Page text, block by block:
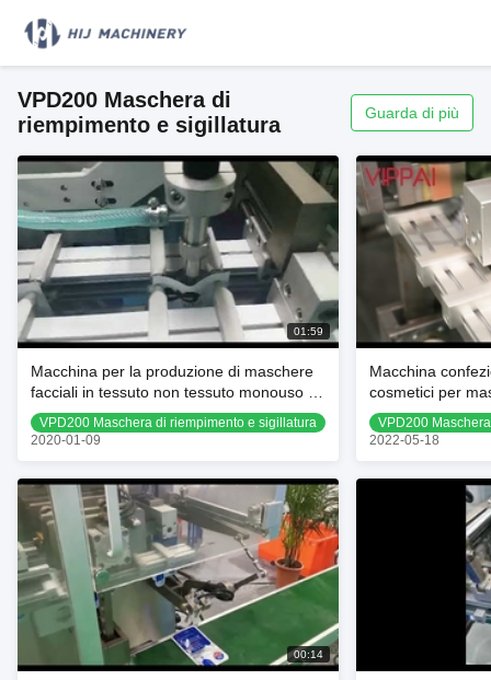
VPD200 Maschera di
riempimento e sigillatura
Guarda di più
01:59
Macchina per la produzione di maschere
facciali in tessuto non tessuto monouso 40
- 60 sacchetti/min
VPD200 Maschera di riempimento e sigillatura
2020-01-09
Macchina
cosmetici per
tessute 260 mm
VPD200
2022-05-18
00:14